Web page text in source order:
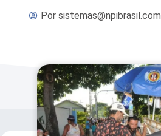
Porsistemas@npibrasil.com